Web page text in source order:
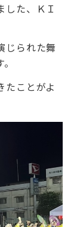
した、ＫＩ
じられた舞
たことがよ